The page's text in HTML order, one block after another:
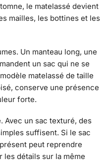
le matelassé devient
mailles, les bottines et les
Un manteau long, une
un sac qui ne se
matelassé de taille
conserve une présence
forte.
Avec un sac texturé, des
suffisent. Si le sac
peut reprendre
les détails sur la même